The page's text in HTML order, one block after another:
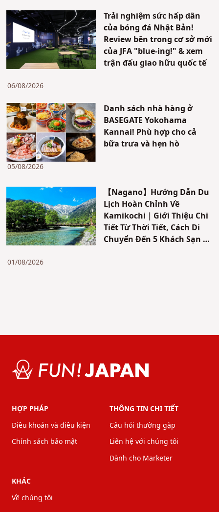
Trải nghiệm sức hấp dẫn
của bóng đá Nhật Bản!
Review bên trong cơ sở mới
của JFA "blue-ing!" & xem
trận đấu giao hữu quốc tế
06/08/2026
Danh sách nhà hàng ở
BASEGATE Yokohama
Kannai! Phù hợp cho cả
bữa trưa và hẹn hò
05/08/2026
【Nagano】Hướng Dẫn Du
Lịch Hoàn Chỉnh Về
Kamikochi｜Giới Thiệu Chi
Tiết Từ Thời Tiết, Cách Di
Chuyển Đến 5 Khách Sạn &
01/08/2026
HỢP PHÁP
Điều khoản và điều kiện
Chính sách bảo mật
THÔNG TIN CHI TIẾT
Câu hỏi thường gặp
Liên hệ với chúng tôi
Dành cho Marketer
KHÁC
Về chúng tôi